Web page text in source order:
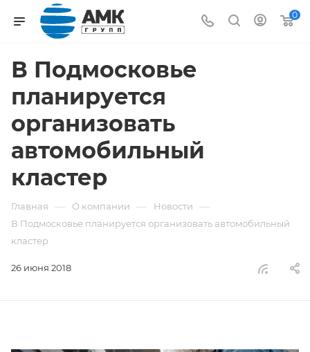
0
В Подмосковье
планируется
организовать
автомобильный
кластер
Главная — О компании — Новости —
В Подмосковье планируется организовать автомобильный
кластер
26 июня 2018